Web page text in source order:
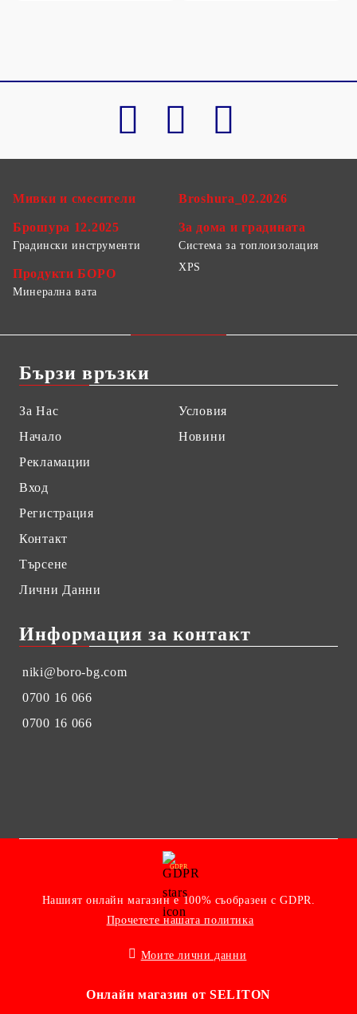
Мивки и смесители
Брошура 12.2025
Broshura_02.2026
За дома и градината
Градински инструменти
Продукти БОРО
Система за топлоизолация
XPS
Минерална вата
Бързи връзки
За Нас
Начало
Рекламации
Вход
Регистрация
Контакт
Търсене
Лични Данни
Условия
Новини
Информация за контакт
niki@boro-bg.com
0700 16 066
0700 16 066
GDPR
Нашият онлайн магазин е 100% съобразен с GDPR.
Прочетете нашата политика
Моите лични данни
Онлайн магазин от SELITON